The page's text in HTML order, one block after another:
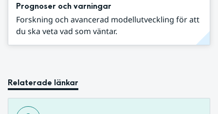
Prognoser och varningar
Forskning och avancerad modellutveckling för att
du ska veta vad som väntar.
Relaterade länkar